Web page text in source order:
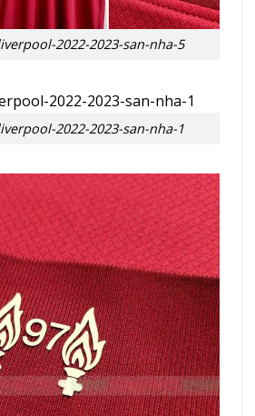
2022-2023-san-nha-5
2022-2023-san-nha-1